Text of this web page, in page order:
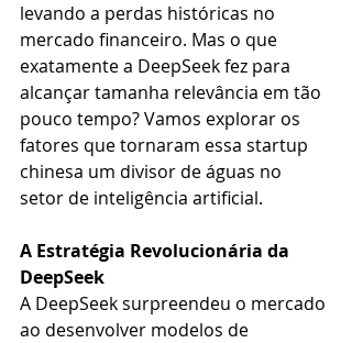
levando a perdas históricas no
mercado financeiro. Mas o que
exatamente a DeepSeek fez para
alcançar tamanha relevância em tão
pouco tempo? Vamos explorar os
fatores que tornaram essa startup
chinesa um divisor de águas no
setor de inteligência artificial.
A Estratégia Revolucionária da
DeepSeek
A DeepSeek surpreendeu o mercado
ao desenvolver modelos de